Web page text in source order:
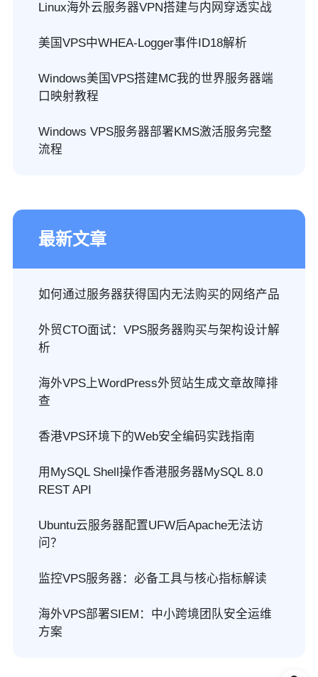
Linux海外云服务器VPN搭建与内网穿透实战
美国VPS中WHEA-Logger事件ID18解析
Windows美国VPS搭建MC我的世界服务器端
口映射教程
Windows VPS服务器部署KMS激活服务完整
流程
最新文章
如何通过服务器获得国内无法购买的网络产品
外贸CTO面试：VPS服务器购买与架构设计解
析
海外VPS上WordPress外贸站生成文章故障排
查
香港VPS环境下的Web安全编码实践指南
用MySQL Shell操作香港服务器MySQL 8.0
REST API
Ubuntu云服务器配置UFW后Apache无法访
问？
监控VPS服务器：必备工具与核心指标解读
海外VPS部署SIEM：中小跨境团队安全运维
方案